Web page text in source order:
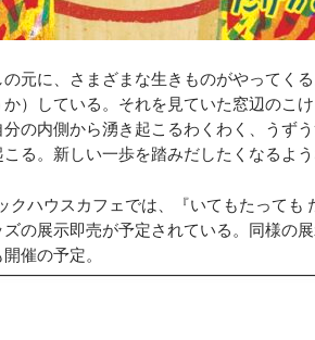
元に、さまざまな生きものがやってく
）している。それを見ていた窓辺のこ
の内側から湧き起こるわくわく、うず
る。新しい一歩を踏みだしたくなるよ
ハウスカフェでは、『いてもたっても
の展示即売が予定されている。同様の
開催の予定。